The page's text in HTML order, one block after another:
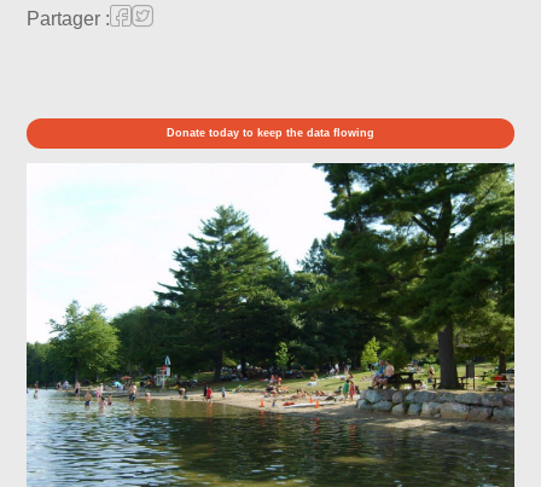
Partager :
Donate today to keep the data flowing